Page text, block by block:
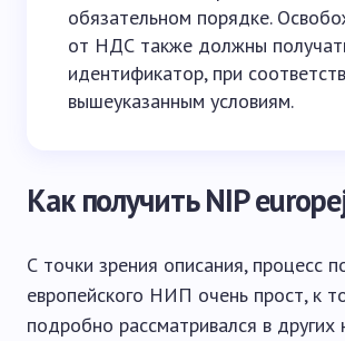
обязательном порядке.
от НДС также должны
идентификатор, при
вышеуказанным условиям.
Как получить NIP
С точки зрения описания, процесс
европейского НИП очень прост, к
подробно рассматривался в других